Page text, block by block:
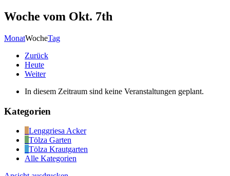
Woche vom Okt. 7th
MonatWocheTag
Zurück
Heute
Weiter
In diesem Zeitraum sind keine Veranstaltungen geplant.
Kategorien
Lenggriesa Acker
Tölza Garten
Tölza Krautgarten
Alle Kategorien